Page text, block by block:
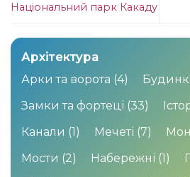
Національний парк Какаду
Архітектура
Арки та ворота (4)
Замки та фортеці (33)
Канали (1) Мечеті (7)
Мости (2) Набережні (1)